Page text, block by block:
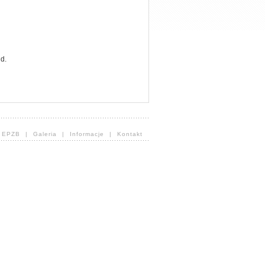
| Galeria | Informacje | Kontakt